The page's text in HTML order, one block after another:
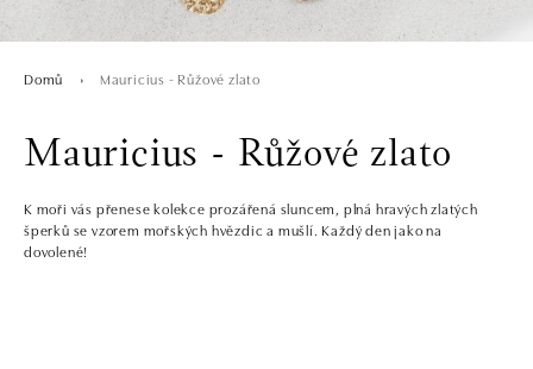
Domů Mauricius - Růžové zlato
Mauricius - Růžové zlato
K moři vás přenese kolekce prozářená sluncem, plná hravých zlatých
šperků se vzorem mořských hvězdic a mušlí. Každý den jako na
dovolené!